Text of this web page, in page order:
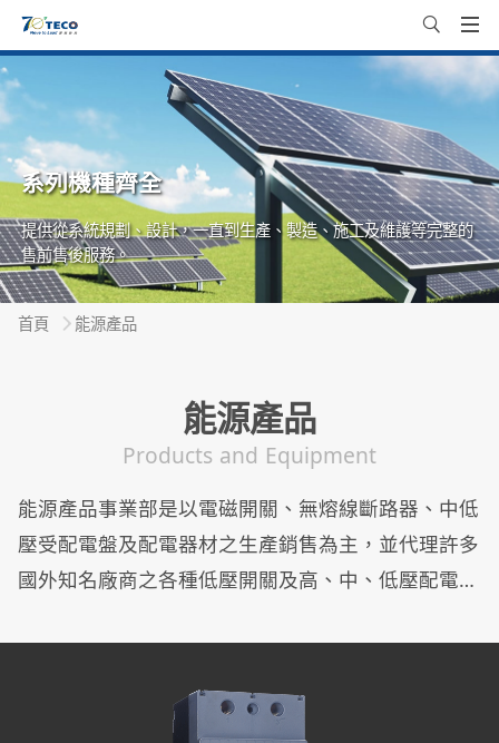
系列機種齊全
提供從系統規劃、設計，一直到生產、製造、施工及維護等完整的
售前售後服務。
首頁 能源產品
能源產品
Products and Equipment
能源產品事業部是以電磁開關、無熔線斷路器、中低
壓受配電盤及配電器材之生產銷售為主，並代理許多
國外知名廠商之各種低壓開關及高、中、低壓配電器
統規劃、設計，一直到生產、製造、施工及維護等完
整的售前售後服務。